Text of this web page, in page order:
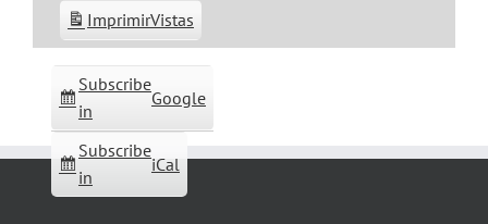
Subscribe
in
Google
Subscribe
in
iCal
ImprimirVistas